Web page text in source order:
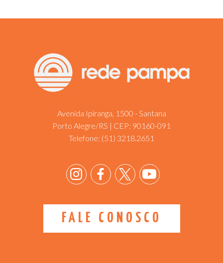
Avenida Ipiranga, 1500 - Santana
Porto Alegre/RS | CEP: 90160-091
Telefone: (51) 3218.2651
FALE CONOSCO